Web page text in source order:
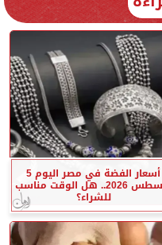
أسعار الفضة في مصر اليوم 5
أغسطس 2026.. هل الوقت مناسب
للشراء؟